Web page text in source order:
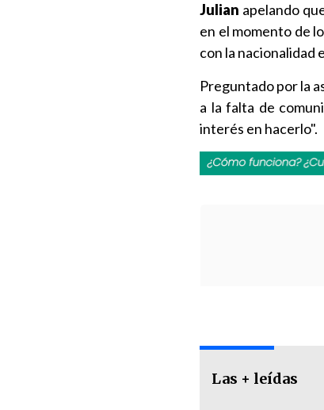
Julian apelando
en el momento de
con la nacionalidad
Preguntado por la
a la falta de
interés en hacerlo".
Las + leídas